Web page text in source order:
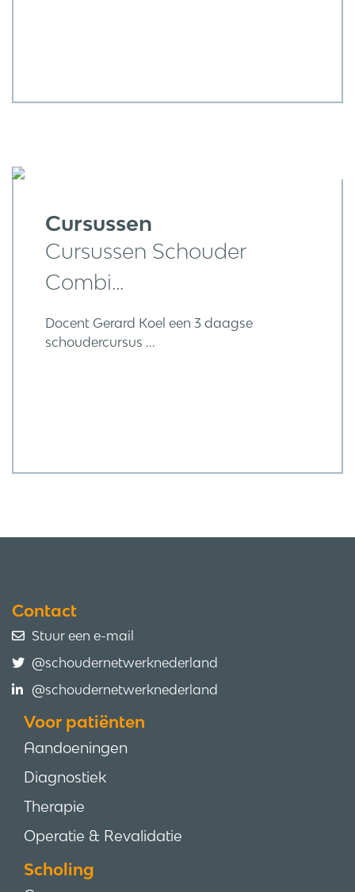
Cursussen
Cursussen Schouder
Combi...
Docent Gerard Koel een 3 daagse
schoudercursus ...
Contact
Stuur een e-mail
@schoudernetwerknederland
@schoudernetwerknederland
Voor patiënten
Aandoeningen
Diagnostiek
Therapie
Operatie & Revalidatie
Scholing